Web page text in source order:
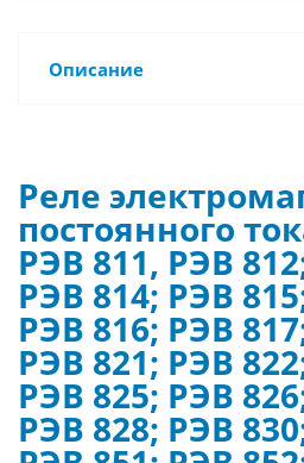
Описание
Реле
постоянного
РЭВ 811, РЭВ
РЭВ 814; РЭВ
РЭВ 816; РЭВ
РЭВ 821; РЭВ
РЭВ 825; РЭВ
РЭВ 828; РЭВ